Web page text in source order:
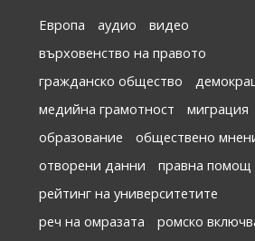
Европа аудио
видео
върховенство на правото
гражданско общество
медийна грамотност
миграция
образование
обществено
отворени данни
правна помощ
рейтинг на университетите
реч на омразата
ромско